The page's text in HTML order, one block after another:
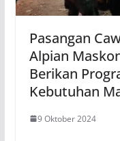
Pasangan
Alpian
Berikan
Kebutuhan
9 Oktober 2024